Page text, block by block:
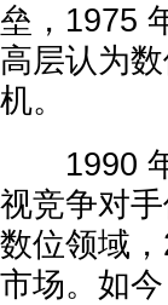
垒，1975
高层认为
机。
1990 年
视竞争对
数位领域
市场。如